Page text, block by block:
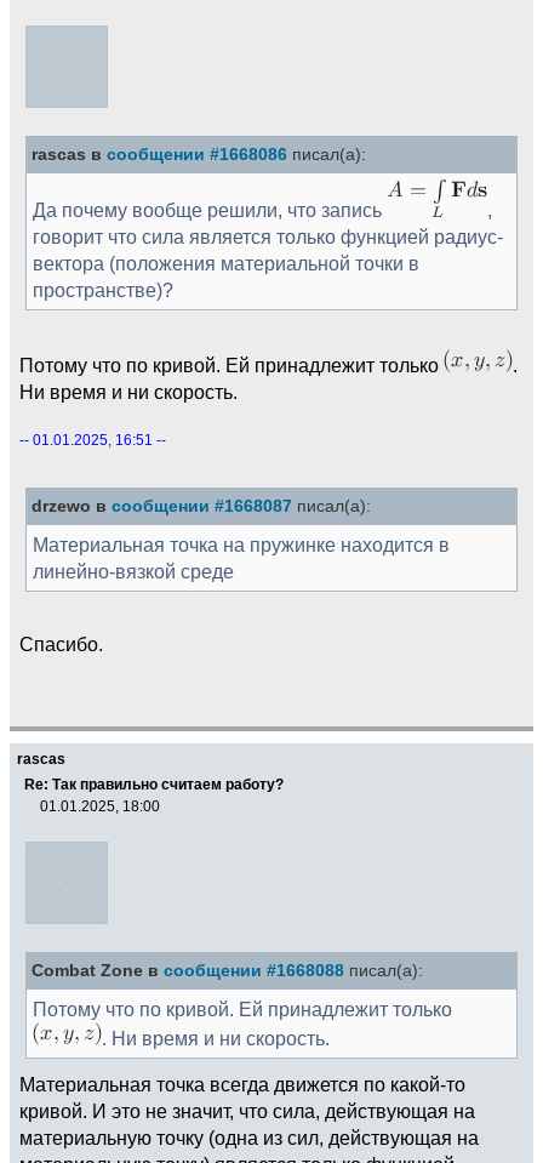
rascas в сообщении #1668086 писал(а):
Да почему вообще решили, что запись
говорит что сила является только функцией радиус-
вектора (положения материальной точки в
пространстве)?
Потому что по кривой. Ей принадлежит только
Ни время и ни скорость.
-- 01.01.2025, 16:51 --
drzewo в сообщении #1668087 писал(а):
Материальная точка на пружинке находится в
линейно-вязкой среде
Спасибо.
rascas
Re: Так правильно считаем работу?
01.01.2025, 18:00
Combat Zone в сообщении #1668088 писал(а):
Потому что по кривой. Ей принадлежит только
. Ни время и ни скорость.
Материальная точка всегда движется по какой-то
кривой. И это не значит, что сила, действующая на
материальную точку (одна из сил, действующая на